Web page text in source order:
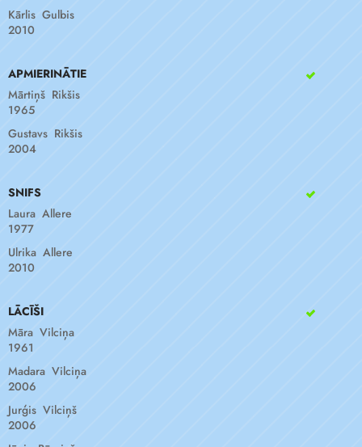
Kārlis Gulbis
2010
APMIERINĀTIE
Mārtiņš Rikšis
1965
Gustavs Rikšis
2004
SNIFS
Laura Allere
1977
Ulrika Allere
2010
LĀCĪŠI
Māra Vilciņa
1961
Madara Vilciņa
2006
Jurģis Vilciņš
2006